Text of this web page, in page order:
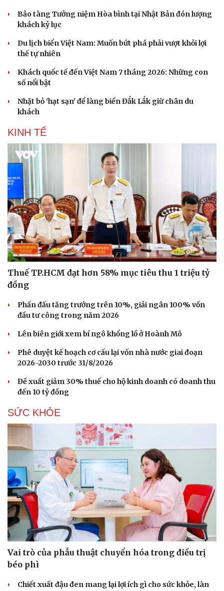
Bảo tàng Tưởng niệm Hòa bình tại Nhật Bản đón lượng
khách kỷ lục
Du lịch biển Việt Nam: Muốn bứt phá phải vượt khỏi lợi
thế tự nhiên
Khách quốc tế đến Việt Nam 7 tháng 2026: Những con
số nổi bật
Nhặt bỏ 'hạt sạn' để làng biển Đắk Lắk giữ chân du
khách
KINH TẾ
Thuế TP.HCM đạt hơn 58% mục tiêu thu 1 triệu tỷ
đồng
Phấn đấu tăng trưởng trên 10%, giải ngân 100% vốn
đầu tư công trong năm 2026
Lên biên giới xem bí ngô khổng lồ ở Hoành Mô
Phê duyệt kế hoạch cơ cấu lại vốn nhà nước giai đoạn
2026-2030 trước 31/8/2026
Đề xuất giảm 30% thuế cho hộ kinh doanh có doanh thu
đến 10 tỷ đồng
SỨC KHỎE
Vai trò của phẫu thuật chuyển hóa trong điều trị
béo phì
Chiết xuất đậu đen mang lại lợi ích gì cho sức khỏe, làn